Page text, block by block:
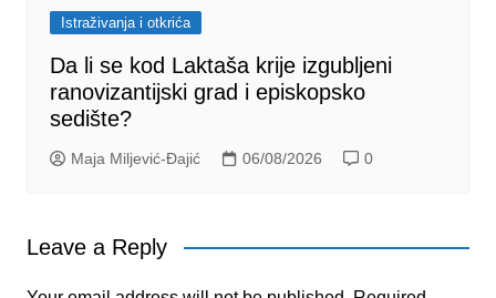
Istraživanja i otkrića
Da li se kod Laktaša krije izgubljeni
ranovizantijski grad i episkopsko
sedište?
Maja Miljević-Đajić 06/08/2026 0
Leave a Reply